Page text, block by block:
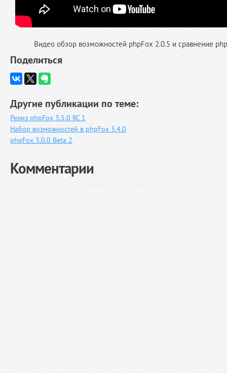
Видео обзор возможностей phpFox 2.0.5 и сравнение
Поделиться
Другие публикации по теме:
Релиз phpFox 3.5.0 RC 1
Набор возможностей в phpFox 3.4.0
phpFox 3.0.0 Beta 2
Комментарии